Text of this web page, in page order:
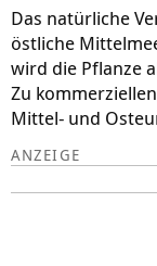
Das natürliche
östliche
wird die Pflanze
Zu
Mittel- und